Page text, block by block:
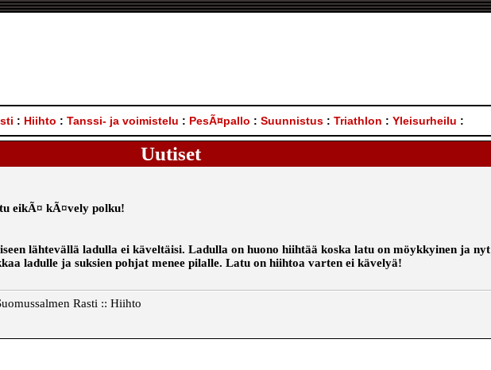
: Hiihto : Tanssi- ja voimistelu : PesÃ¤pallo : Suunnistus : Triathlon : Yleisurheilu :
Uutiset
eikÃ¤ kÃ¤vely polku!
lähtevällä ladulla ei käveltäisi. Ladulla on huono hiihtää koska latu on möykkyinen ja nyt
ladulle ja suksien pohjat menee pilalle. Latu on hiihtoa varten ei kävelyä!
Rasti :: Hiihto